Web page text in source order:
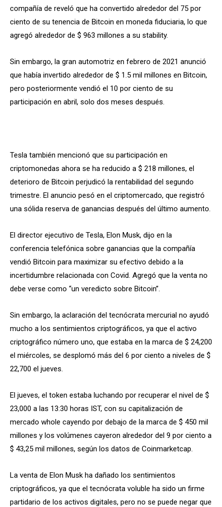
compañía de reveló que ha convertido alrededor del 75 por
ciento de su tenencia de Bitcoin en moneda fiduciaria, lo que
agregó alrededor de $ 963 millones a su stability.
Sin embargo, la gran automotriz en febrero de 2021 anunció
que había invertido alrededor de $ 1.5 mil millones en Bitcoin,
pero posteriormente vendió el 10 por ciento de su
participación en abril, solo dos meses después.
Tesla también mencionó que su participación en
criptomonedas ahora se ha reducido a $ 218 millones, el
deterioro de Bitcoin perjudicó la rentabilidad del segundo
trimestre. El anuncio pesó en el criptomercado, que registró
una sólida reserva de ganancias después del último aumento.
El director ejecutivo de Tesla, Elon Musk, dijo en la
conferencia telefónica sobre ganancias que la compañía
vendió Bitcoin para maximizar su efectivo debido a la
incertidumbre relacionada con Covid. Agregó que la venta no
debe verse como “un veredicto sobre Bitcoin”.
Sin embargo, la aclaración del tecnócrata mercurial no ayudó
mucho a los sentimientos criptográficos, ya que el activo
criptográfico número uno, que estaba en la marca de $ 24,200
el miércoles, se desplomó más del 6 por ciento a niveles de $
22,700 el jueves.
El jueves, el token estaba luchando por recuperar el nivel de $
23,000 a las 13:30 horas IST, con su capitalización de
mercado whole cayendo por debajo de la marca de $ 450 mil
millones y los volúmenes cayeron alrededor del 9 por ciento a
$ 43,25 mil millones, según los datos de Coinmarketcap.
La venta de Elon Musk ha dañado los sentimientos
criptográficos, ya que el tecnócrata voluble ha sido un firme
partidario de los activos digitales, pero no se puede negar que